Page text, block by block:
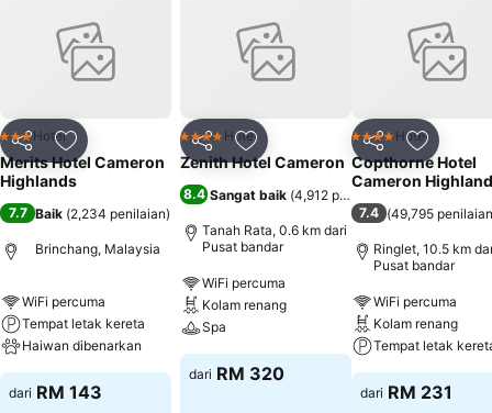
Kongsi Tambah ke favorit
3 Bintang
Hotel
Merits Hotel Cameron
Highlands
7.7 Baik (2,234 penilaian)
Brinchang, Malaysia
WiFi percuma
Tempat letak kereta
Haiwan dibenarkan
dari RM 143
Kongsi Tambah ke favorit
4 BintangHotel
Zenith Hotel Cameron
8.4 Sangat baik (4,912 penilaian
Tanah Rata, 0.6 km dari
Pusat bandar
WiFi percuma
Kolam renang
Spa
dari RM 320
Kongsi Tambah
4 BintangHotel
Copthorne Hotel
Cameron
7.4 (49,795 penilaian
Ringlet, 10.5 km
Pusat bandar
WiFi percuma
Kolam renang
Tempat letak
dari RM 231